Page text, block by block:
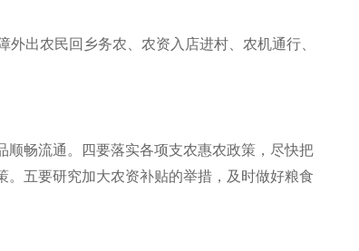
出农民回乡务农、农资入店进村、农机通行、
顺畅流通。四要落实各项支农惠农政策，尽快把
。五要研究加大农资补贴的举措，及时做好粮食